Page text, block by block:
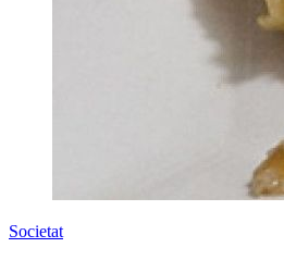
Societat